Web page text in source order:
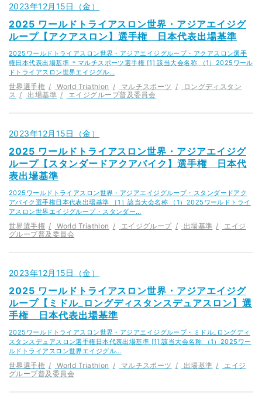
2023年12月15日（金）
2025 ワールドトライアスロン世界・アジアエイジグ
ループ【アクアスロン】選手権 日本代表出場基準
2025ワールドトライアスロン世界・アジアエイジグループ・アクアスロン選手
権日本代表出場基準 ＊マルチスポーツ選手権 [1] 該当大会名称 （1）2025ワール
ドトライアスロン世界エイジグル…
世界選手権 World Triathlon マルチスポーツ
ロングディスタン
ス
出場基準 エイジグループ普及委員会
2023年12月15日（金）
2025 ワールドトライアスロン世界・アジアエイジグ
ループ【スタンダードアクアバイク】選手権 日本代
表出場基準
2025ワールドトライアスロン世界・アジアエイジグループ・スタンダードアク
アバイク選手権日本代表出場基準 ［1］該当大会名称 （1）2025ワールドトライ
アスロン世界エイジグループ・スタンダー…
世界選手権 World Triathlon エイジグループ 出場基準
エイジ
グループ普及委員会
2023年12月15日（金）
2025 ワールドトライアスロン世界・アジアエイジグ
ループ【ミドル_ロングディスタンスデュアスロン】選
手権 日本代表出場基準
2025ワールドトライアスロン世界・アジアエイジグループ・ミドル_ロングディ
スタンスデュアスロン選手権日本代表出場基準 [1] 該当大会名称 （1）2025ワー
ルドトライアスロン世界エイジグル…
世界選手権 World Triathlon マルチスポーツ 出場基準
エイジ
グループ普及委員会